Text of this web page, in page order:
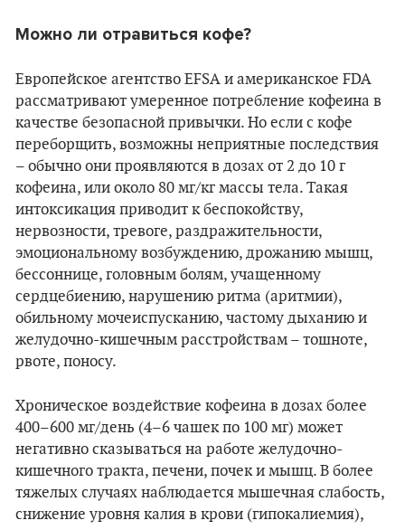
Можно ли отравиться кофе?
Европейское агентство EFSA и американское FDA
рассматривают умеренное потребление кофеина в
качестве безопасной привычки. Но если с кофе
переборщить, возможны неприятные последствия
– обычно они проявляются в дозах от 2 до 10 г
кофеина, или около 80 мг/кг массы тела. Такая
интоксикация приводит к беспокойству,
нервозности, тревоге, раздражительности,
эмоциональному возбуждению, дрожанию мышц,
бессоннице, головным болям, учащенному
сердцебиению, нарушению ритма (аритмии),
обильному мочеиспусканию, частому дыханию и
желудочно-кишечным расстройствам – тошноте,
рвоте, поносу.
Хроническое воздействие кофеина в дозах более
400–600 мг/день (4–6 чашек по 100 мг) может
негативно сказываться на работе желудочно-
кишечного тракта, печени, почек и мышц. В более
тяжелых случаях наблюдается мышечная слабость,
снижение уровня калия в крови (гипокалиемия),